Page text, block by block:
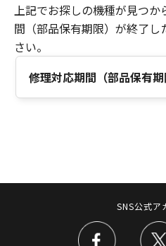
TR：プリント専用）
上記でお探しの機種が見つ
間（部品保有期限）が終了
さい。
修理対応期間（部品保有
SNS公式ア